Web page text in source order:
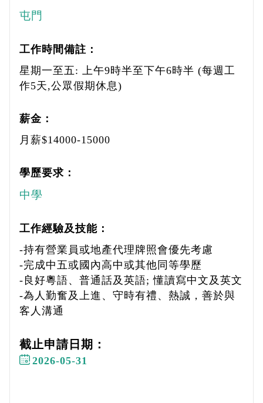
屯門
工作時間備註：
星期一至五: 上午9時半至下午6時半 (每週工
作5天,公眾假期休息)
薪金：
月薪$14000-15000
學歷要求：
中學
工作經驗及技能：
-持有營業員或地產代理牌照會優先考慮
-完成中五或國內高中或其他同等學歷
-良好粵語、普通話及英語; 懂讀寫中文及英文
-為人勤奮及上進、守時有禮、熱誠，善於與
客人溝通
截止申請日期：
2026-05-31